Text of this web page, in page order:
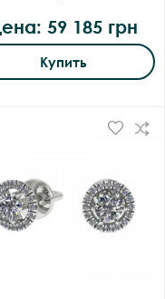
59 185 грн
Купить